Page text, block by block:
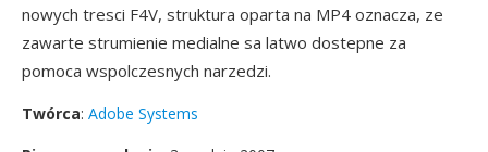
nowych tresci F4V, struktura oparta na MP4 oznacza, ze
zawarte strumienie medialne sa latwo dostepne za
pomoca wspolczesnych narzedzi.
Twórca: Adobe Systems